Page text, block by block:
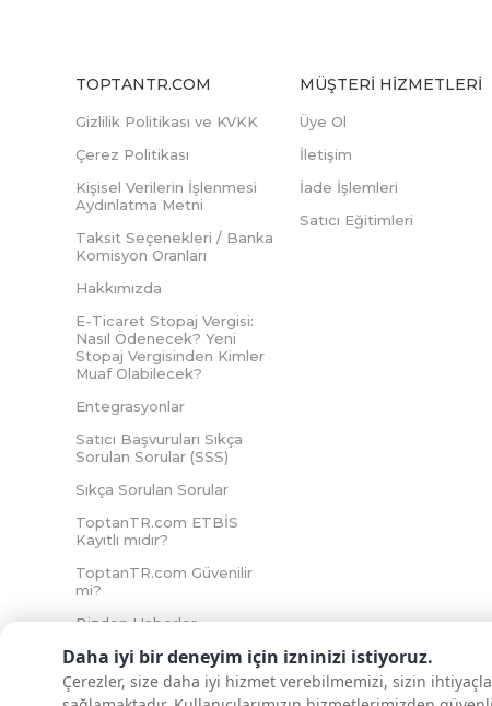
Daha iyi bir deneyim için izninizi istiyoruz.
Çerezler, size daha iyi hizmet verebilmemizi, sizin
TOPTANTR.COM
Gizlilik Politikası ve KVKK
Çerez Politikası
Kişisel Verilerin İşlenmesi
Aydınlatma Metni
Taksit Seçenekleri / Banka
Komisyon Oranları
Hakkımızda
E-Ticaret Stopaj Vergisi:
Nasıl Ödenecek? Yeni
Stopaj Vergisinden Kimler
Muaf Olabilecek?
Entegrasyonlar
Satıcı Başvuruları Sıkça
Sorulan Sorular (SSS)
Sıkça Sorulan Sorular
ToptanTR.com ETBİS
Kayıtlı mıdır?
ToptanTR.com Güvenilir
mi?
Bizden Haberler
MÜŞTERI HIZMETLERI
Üye Ol
İletişim
İade İşlemleri
Satıcı Eğitimleri